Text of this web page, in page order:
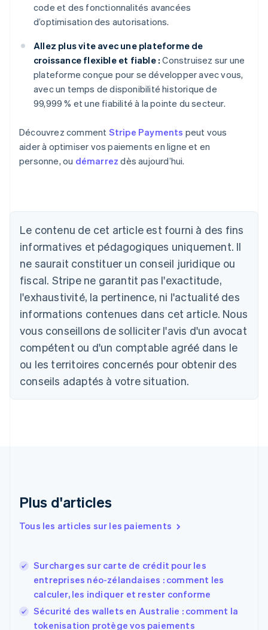
code et des fonctionnalités avancées
d’optimisation des autorisations.
Allez plus vite avec une plateforme de
croissance flexible et fiable : Construisez sur une
plateforme conçue pour se développer avec vous,
avec un temps de disponibilité historique de
99,999 % et une fiabilité à la pointe du secteur.
Découvrez comment Stripe Payments peut vous
aider à optimiser vos paiements en ligne et en
personne, ou démarrez dès aujourd’hui.
Le contenu de cet article est fourni à des fins
informatives et pédagogiques uniquement. Il
ne saurait constituer un conseil juridique ou
fiscal. Stripe ne garantit pas l'exactitude,
l'exhaustivité, la pertinence, ni l'actualité des
informations contenues dans cet article. Nous
vous conseillons de solliciter l'avis d'un avocat
compétent ou d'un comptable agréé dans le
ou les territoires concernés pour obtenir des
conseils adaptés à votre situation.
Plus d'articles
Tous les articles sur les paiements
Surcharges sur carte de crédit pour les
entreprises néo-zélandaises : comment les
calculer, les indiquer et rester conforme
Sécurité des wallets en Australie : comment la
tokenisation protège vos paiements
Allemagne
Deutsch
Australie
English
Autriche
Belgique
NederlandsFrançaisDeutschEnglish
Brésil
PortuguêsEnglish
Bulgarie
English
English Français
Chine continentale
English
Espagne
États-Unis
EnglishEspañol 简体中文
Finlande
English Svenska